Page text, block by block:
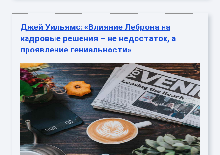
Джей Уильямс: «Влияние Леброна на
кадровые решения – не недостаток, а
проявление гениальности»